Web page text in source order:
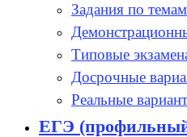
Задания по темам
Типовые
Досрочные
Реальные
ЕГЭ